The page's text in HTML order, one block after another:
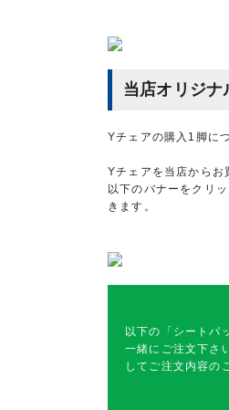
当店オリジナ
Yチェアの購入1脚に
Yチェアを当店から
以下のバナーをクリ
きます。
以下の「シートパ
一緒にご注文下さ
してご注文内容の